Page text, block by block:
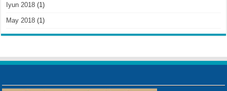
Iyun 2018 (1)
May 2018 (1)